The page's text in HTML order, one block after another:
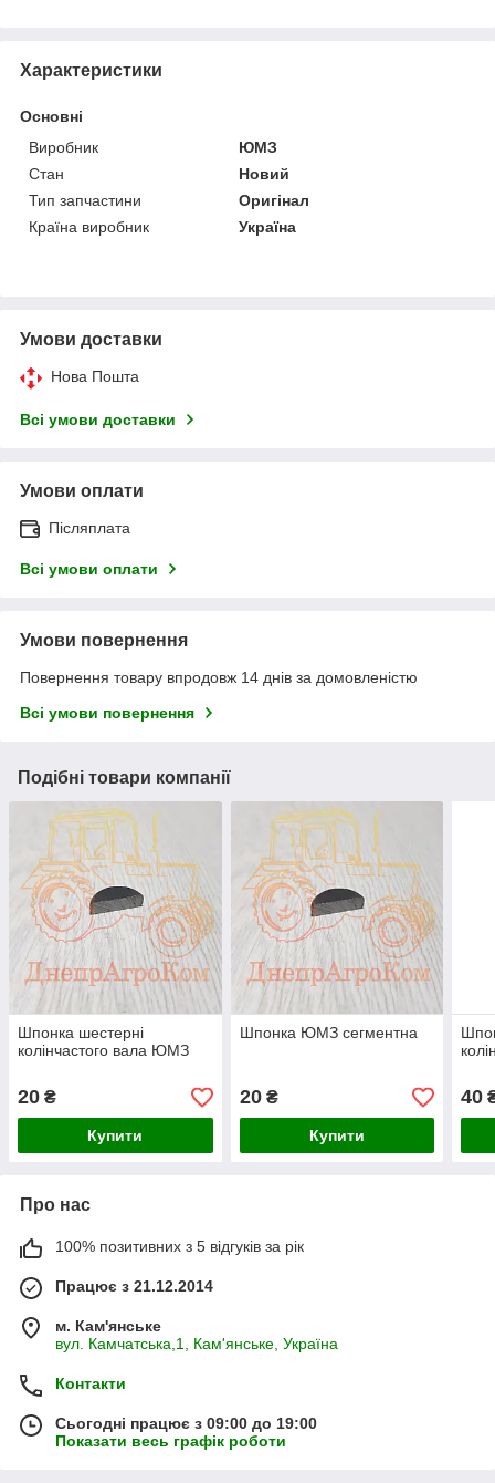
Характеристики
Основні
Виробник
ЮМЗ
Стан
Новий
Тип запчастини
Оригінал
Країна виробник
Україна
Умови доставки
Нова Пошта
Всі умови доставки
Умови оплати
Післяплата
Всі умови оплати
Умови повернення
Повернення товару впродовж 14 днів за домовленістю
Всі умови повернення
Подібні товари компанії
Шпонка шестерні
колінчастого вала ЮМЗ
20 ₴
Купити
Шпонка ЮМЗ сегментна
20₴
Купити
40
Про нас
100% позитивних з 5 відгуків за рік
Працює з 21.12.2014
м. Кам'янське
вул. Камчатська,1, Кам'янське, Україна
Контакти
Сьогодні працює з 09:00 до 19:00
Показати весь графік роботи